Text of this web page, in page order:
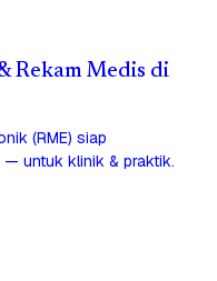
Rekam Medis di
(RME) siap
— untuk klinik & praktik.